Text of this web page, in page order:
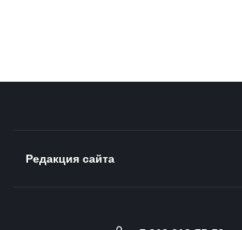
Редакция сайта